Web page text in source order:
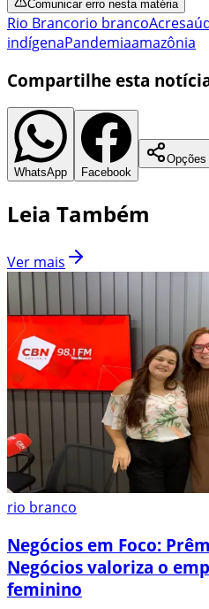
Comunicar erro nesta matéria
Rio Brancorio brancoAcre
indígenaPandemiaamazônia
Compartilhe esta
WhatsApp Facebook
Opções
Leia Também
Ver mais
rio branco
Negócios em Foco:
Negócios valoriza o
feminino